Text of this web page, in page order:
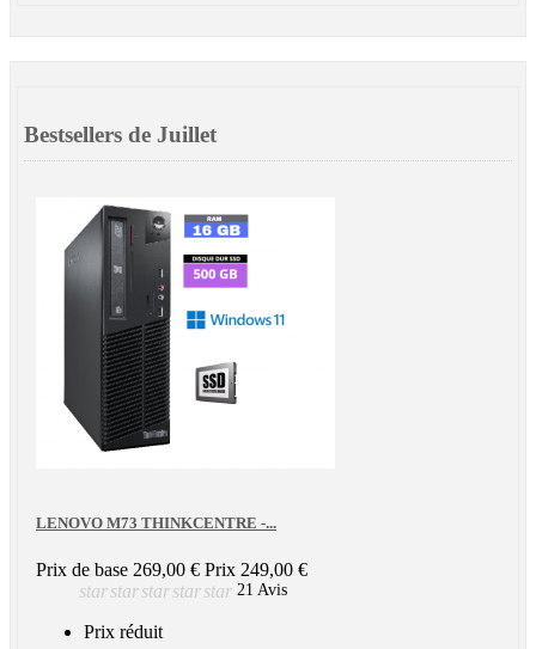
Bestsellers de Juillet
LENOVO M73 THINKCENTRE -...
Prix de base 269,00 € Prix 249,00 €
starstarstarstarstar 21 Avis
Prix réduit